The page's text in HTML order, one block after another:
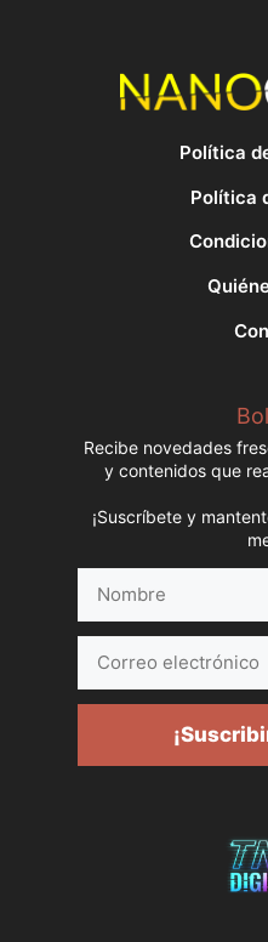
Política
Política
Recibe novedades
y contenidos que
¡Suscríbete y
electrónico